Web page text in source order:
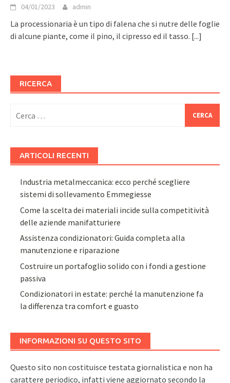
04/01/2023 admin
La processionaria è un tipo di falena che si nutre delle foglie
di alcune piante, come il pino, il cipresso ed il tasso. [...]
RICERCA
per:
ARTICOLI RECENTI
Industria metalmeccanica: ecco perché scegliere
sistemi di sollevamento Emmegiesse
Come la scelta dei materiali incide sulla competitività
delle aziende manifatturiere
Assistenza condizionatori: Guida completa alla
manutenzione e riparazione
Costruire un portafoglio solido con i fondi a gestione
passiva
Condizionatori in estate: perché la manutenzione fa
la differenza tra comfort e guasto
INFORMAZIONI SU QUESTO SITO
Questo sito non costituisce testata giornalistica e non ha
carattere periodico, infatti viene aggiornato secondo la